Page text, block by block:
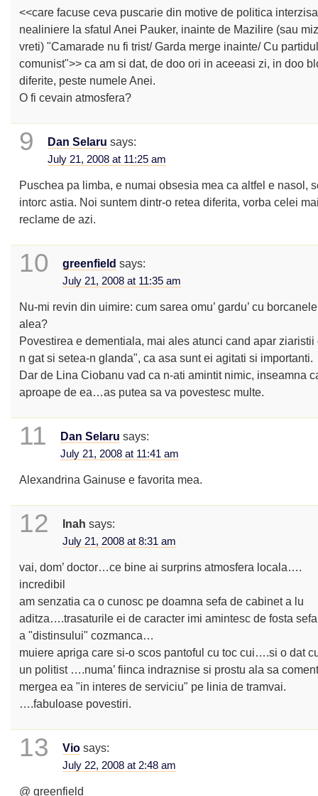
<<care facuse ceva puscarie din motive de politica
nealiniere la sfatul Anei Pauker, inainte de Mazilire (sau
vreti) "Camarade nu fi trist/ Garda merge inainte/ Cu
comunist">> ca am si dat, de doo ori in aceeasi zi, in doo
diferite, peste numele Anei.
O fi cevain atmosfera?
9 Dan Selaru says:
July 21, 2008 at 11:25 am
Puschea pa limba, e numai obsesia mea ca altfel e nasol,
intorc astia. Noi suntem dintr-o retea diferita, vorba celei
reclame de azi.
10 greenfield says:
July 21, 2008 at 11:35 am
Nu-mi revin din uimire: cum sarea omu’ gardu’ cu borcanele
alea?
Povestirea e dementiala, mai ales atunci cand apar ziaristii
n gat si setea-n glanda", ca asa sunt ei agitati si importanti.
Dar de Lina Ciobanu vad ca n-ati amintit nimic, inseamna
aproape de ea…as putea sa va povestesc multe.
11 Dan Selaru says:
July 21, 2008 at 11:41 am
Alexandrina Gainuse e favorita mea.
12 Inah says:
July 21, 2008 at 8:31 am
vai, dom’ doctor…ce bine ai surprins atmosfera locala….
incredibil
am senzatia ca o cunosc pe doamna sefa de cabinet a lu
aditza….trasaturile ei de caracter imi amintesc de fosta
a "distinsului" cozmanca…
muiere apriga care si-o scos pantoful cu toc cui….si o dat
un politist ….numa’ fiinca indraznise si prostu ala sa
mergea ea "in interes de serviciu" pe linia de tramvai.
….fabuloase povestiri.
13 Vio says:
July 22, 2008 at 2:48 am
@ greenfield